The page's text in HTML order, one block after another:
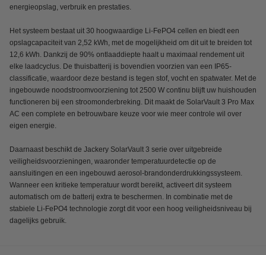
energieopslag, verbruik en prestaties.
Het systeem bestaat uit 30 hoogwaardige Li-FePO4 cellen en biedt een
opslagcapaciteit van 2,52 kWh, met de mogelijkheid om dit uit te breiden tot
12,6 kWh. Dankzij de 90% ontlaaddiepte haalt u maximaal rendement uit
elke laadcyclus. De thuisbatterij is bovendien voorzien van een IP65-
classificatie, waardoor deze bestand is tegen stof, vocht en spatwater. Met de
ingebouwde noodstroomvoorziening tot 2500 W continu blijft uw huishouden
functioneren bij een stroomonderbreking. Dit maakt de SolarVault 3 Pro Max
AC een complete en betrouwbare keuze voor wie meer controle wil over
eigen energie.
Daarnaast beschikt de Jackery SolarVault 3 serie over uitgebreide
veiligheidsvoorzieningen, waaronder temperatuurdetectie op de
aansluitingen en een ingebouwd aerosol-brandonderdrukkingssysteem.
Wanneer een kritieke temperatuur wordt bereikt, activeert dit systeem
automatisch om de batterij extra te beschermen. In combinatie met de
stabiele Li-FePO4 technologie zorgt dit voor een hoog veiligheidsniveau bij
dagelijks gebruik.